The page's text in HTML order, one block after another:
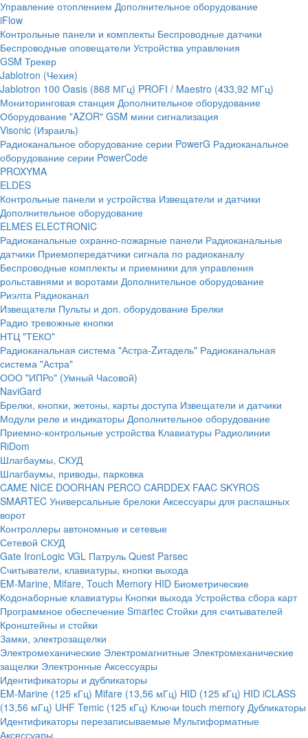
Управление отоплением Дополнительное оборудование
iFlow
Контрольные панели и комплекты Беспроводные датчики
Беспроводные оповещатели Устройства управления
GSM Трекер
Jablotron (Чехия)
Jablotron 100 Oasis (868 МГц) PROFI / Maestro (433,92 МГц)
Мониторинговая станция Дополнительное оборудование
Оборудование "AZOR" GSM мини сигнализация
Visonic (Израиль)
Радиоканальное оборудование серии PowerG Радиоканальное
оборудование серии PowerCode
PROXYMA
ELDES
Контрольные панели и устройства Извещатели и датчики
Дополнительное оборудование
ELMES ELECTRONIC
Радиоканальные охранно-пожарные панели Радиоканальные
датчики Приемопередатчики сигнала по радиоканалу
Беспроводные комплекты и приемники для управления
рольставнями и воротами Дополнительное оборудование
Риэлта Радиоканал
Извещатели Пульты и доп. оборудование Брелки
Радио тревожные кнопки
НТЦ "ТЕКО"
Радиоканальная система "Астра-Zитадель" Радиоканальная
система "Астра"
ООО "ИПРо" (Умный Часовой)
NaviGard
Брелки, кнопки, жетоны, карты доступа Извещатели и датчики
Модули реле и индикаторы Дополнительное оборудование
Приемно-контрольные устройства Клавиатуры Радиолинии
RiDom
Шлагбаумы, СКУД
Шлагбаумы, приводы, парковка
CAME NICE DOORHAN PERCO CARDDEX FAAC SKYROS
SMARTEC Универсальные брелоки Аксессуары для распашных
ворот
Контроллеры автономные и сетевые
Сетевой СКУД
Gate IronLogic VGL Патруль Quest Parsec
Считыватели, клавиатуры, кнопки выхода
EM-Marine, Mifare, Touch Memory HID Биометрические
Кодонаборные клавиатуры Кнопки выхода Устройства сбора карт
Программное обеспечение Smartec Стойки для считывателей
Кронштейны и стойки
Замки, электрозащелки
Электромеханические Электромагнитные Электромеханические
защелки Электронные Аксессуары
Идентификаторы и дубликаторы
EM-Marine (125 кГц) Mifare (13,56 мГц) HID (125 кГц) HID iCLASS
(13,56 мГц) UHF Temic (125 кГц) Ключи touch memory Дубликаторы
Идентификаторы перезаписываемые Мультиформатные
Аксессуары